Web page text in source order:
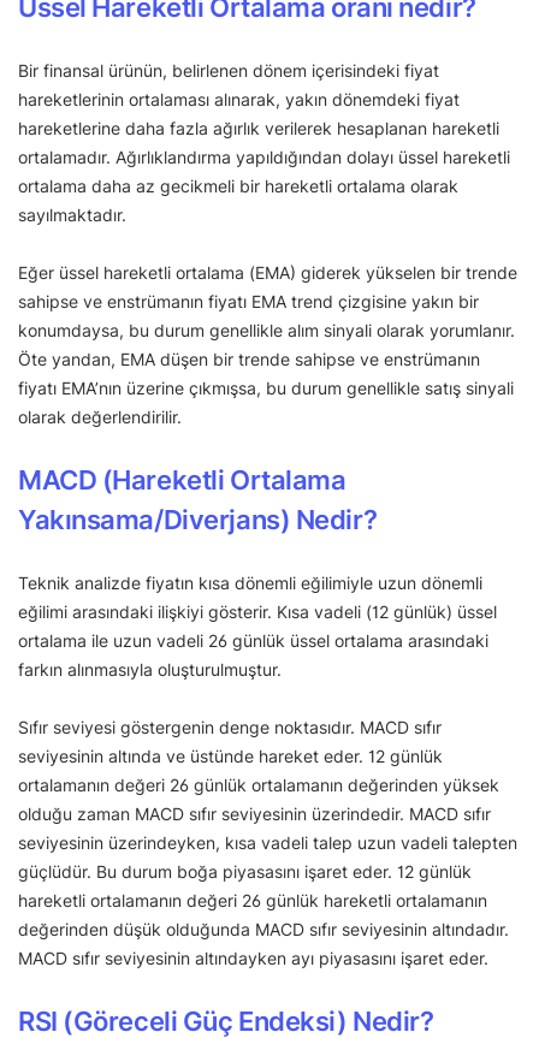
Üssel Hareketli Ortalama oranı nedir?
Bir finansal ürünün, belirlenen dönem içerisindeki fiyat
hareketlerinin ortalaması alınarak, yakın dönemdeki fiyat
hareketlerine daha fazla ağırlık verilerek hesaplanan hareketli
ortalamadır. Ağırlıklandırma yapıldığından dolayı üssel hareketli
ortalama daha az gecikmeli bir hareketli ortalama olarak
sayılmaktadır.
Eğer üssel hareketli ortalama (EMA) giderek yükselen bir trende
sahipse ve enstrümanın fiyatı EMA trend çizgisine yakın bir
konumdaysa, bu durum genellikle alım sinyali olarak yorumlanır.
Öte yandan, EMA düşen bir trende sahipse ve enstrümanın
fiyatı EMA’nın üzerine çıkmışsa, bu durum genellikle satış sinyali
olarak değerlendirilir.
MACD (Hareketli Ortalama
Yakınsama/Diverjans) Nedir?
Teknik analizde fiyatın kısa dönemli eğilimiyle uzun dönemli
eğilimi arasındaki ilişkiyi gösterir. Kısa vadeli (12 günlük) üssel
ortalama ile uzun vadeli 26 günlük üssel ortalama arasındaki
farkın alınmasıyla oluşturulmuştur.
Sıfır seviyesi göstergenin denge noktasıdır. MACD sıfır
seviyesinin altında ve üstünde hareket eder. 12 günlük
ortalamanın değeri 26 günlük ortalamanın değerinden yüksek
olduğu zaman MACD sıfır seviyesinin üzerindedir. MACD sıfır
seviyesinin üzerindeyken, kısa vadeli talep uzun vadeli talepten
güçlüdür. Bu durum boğa piyasasını işaret eder. 12 günlük
hareketli ortalamanın değeri 26 günlük hareketli ortalamanın
değerinden düşük olduğunda MACD sıfır seviyesinin altındadır.
MACD sıfır seviyesinin altındayken ayı piyasasını işaret eder.
RSI (Göreceli Güç Endeksi) Nedir?